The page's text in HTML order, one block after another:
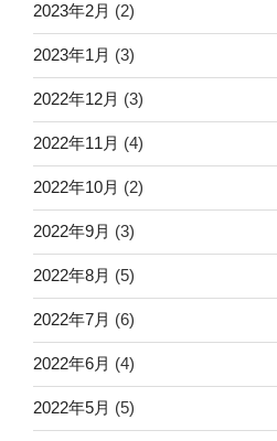
2023年2月 (2)
2023年1月 (3)
2022年12月 (3)
2022年11月 (4)
2022年10月 (2)
2022年9月 (3)
2022年8月 (5)
2022年7月 (6)
2022年6月 (4)
2022年5月 (5)